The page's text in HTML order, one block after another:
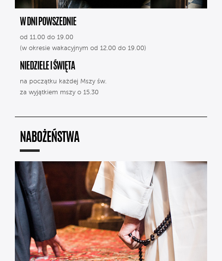
W DNI POWSZEDNIE
od 11.00 do 19.00
(w okresie wakacyjnym od 12.00 do 19.00)
NIEDZIELE I ŚWIĘTA
na początku każdej Mszy św.
za wyjątkiem mszy o 15.30
NABOŻEŃSTWA